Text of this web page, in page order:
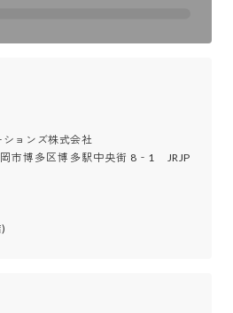
ョンズ株式会社
市博多区博多駅中央街 8‐1　JRJP